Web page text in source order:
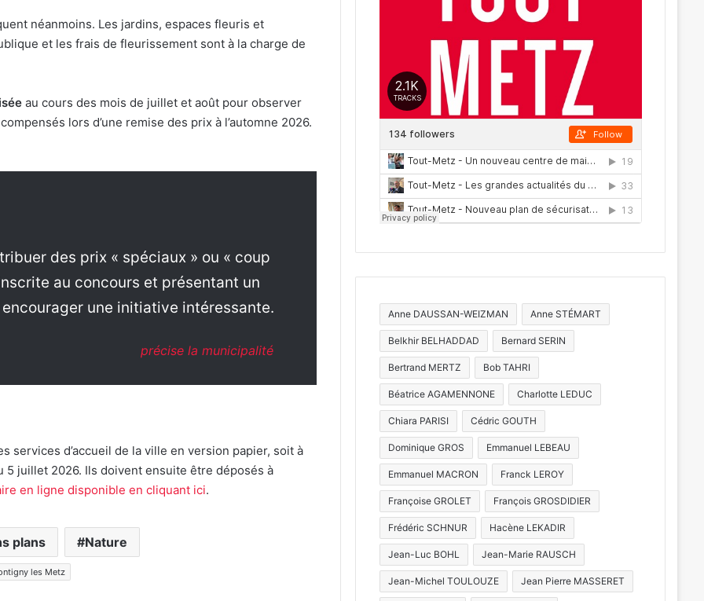
néanmoins. Les jardins, espaces fleuris et
et les frais de fleurissement sont à la charge de
au cours des mois de juillet et août pour observer
lors d’une remise des prix à l’automne 2026.
des prix « spéciaux » ou « coup
au concours et présentant un
une initiative intéressante.
précise la municipalité
services d’accueil de la ville en version papier, soit à
juillet 2026. Ils doivent ensuite être déposés à
en ligne disponible en cliquant ici.
plans Nature
les Metz
Anne DAUSSAN-WEIZMAN Anne STÉMART
Belkhir BELHADDAD Bernard SERIN
Bertrand MERTZ Bob TAHRI
Béatrice AGAMENNONE Charlotte LEDUC
Chiara PARISI Cédric GOUTH
Dominique GROS Emmanuel LEBEAU
Emmanuel MACRON Franck LEROY
Françoise GROLET François GROSDIDIER
Frédéric SCHNUR Hacène LEKADIR
Jean-Luc BOHL Jean-Marie RAUSCH
Jean-Michel TOULOUZE Jean Pierre MASSERET